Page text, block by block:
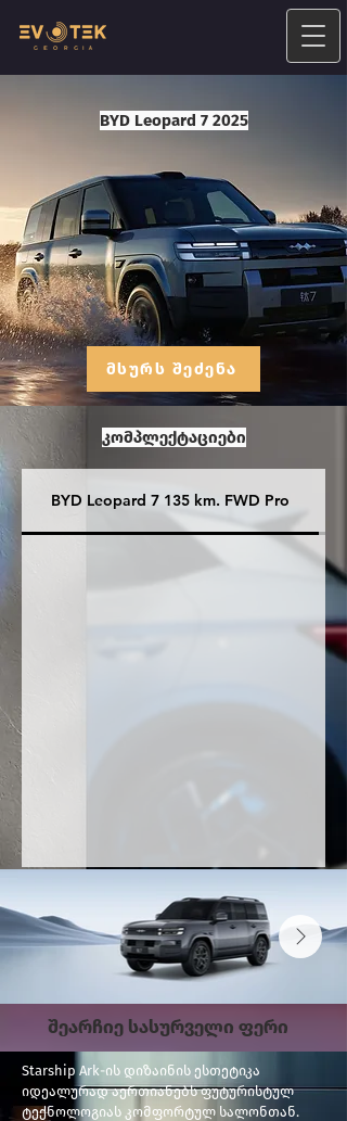
BYD Leopard 7 2025
მსურს შეძენა
კომპლექტაციები
BYD Leopard 7 135 km. FWD Pro
შეარჩიე სასურველი ფერი
Starship Ark-ის დიზაინის ესთეტიკა
იდეალურად აერთიანებს ფუტურისტულ
ტექნოლოგიას კომფორტულ სალონთან.